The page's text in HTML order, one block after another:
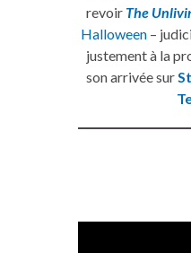
revoir The
Halloween –
justement à la
son arrivée sur